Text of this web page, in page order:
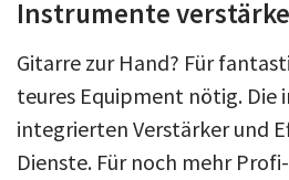
Instrumente
Gitarre zur Hand? Für
teures Equipment nötig. Die
integrierten Verstärker und
Dienste. Für noch mehr